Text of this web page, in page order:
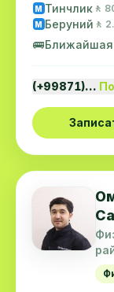
M Тинчлик 🚶
M Беруний 🚶
🚌Ближайшая
(+99871)…